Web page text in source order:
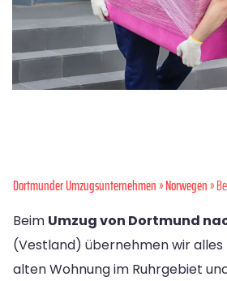
Dortmunder Umzugsunternehmen»Norwegen»
Beim Umzug von Dortmund
(Vestland) übernehmen wir alles
alten Wohnung im Ruhrgebiet